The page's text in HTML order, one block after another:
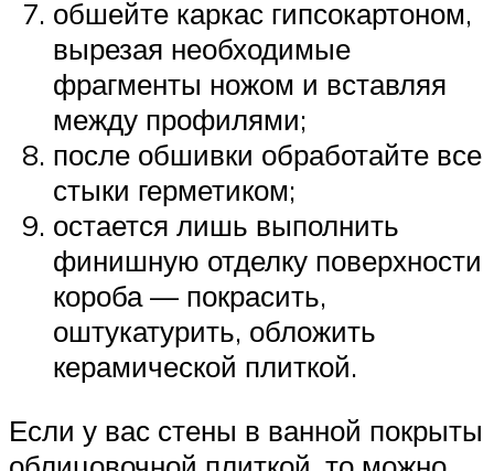
обшейте каркас гипсокартоном,
вырезая необходимые
фрагменты ножом и вставляя
между профилями;
после обшивки обработайте все
стыки герметиком;
остается лишь выполнить
финишную отделку поверхности
короба — покрасить,
оштукатурить, обложить
керамической плиткой.
Если у вас стены в ванной покрыты